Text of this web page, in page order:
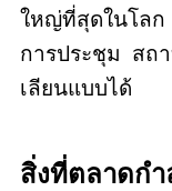
ใหญ่ที่สุดในโล
การประชุม สถ
เลียนแบบได้
สิ่งที่ตลาดกำ